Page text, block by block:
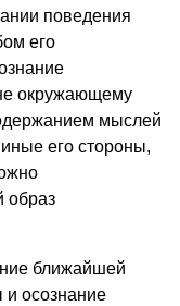
поведения
его
окружающему
мыслей
его стороны,
образ
ближайшей
и осознание